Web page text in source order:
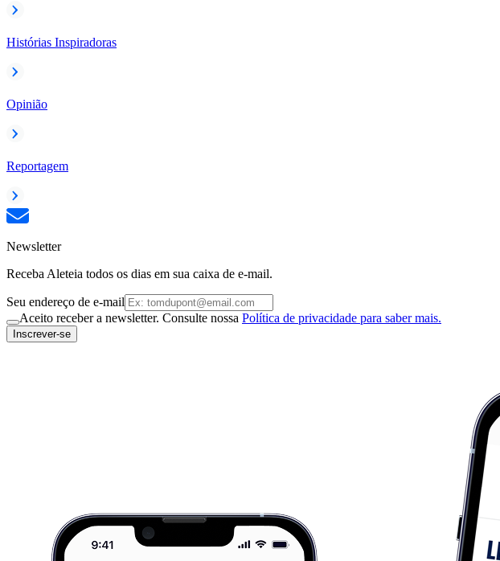
Histórias Inspiradoras
Opinião
Reportagem
Newsletter
Receba Aleteia todos os dias em sua caixa de e-mail.
Seu endereço de e-mail
Aceito receber a newsletter. Consulte nossa Política de privacidade para saber mais.
Inscrever-se